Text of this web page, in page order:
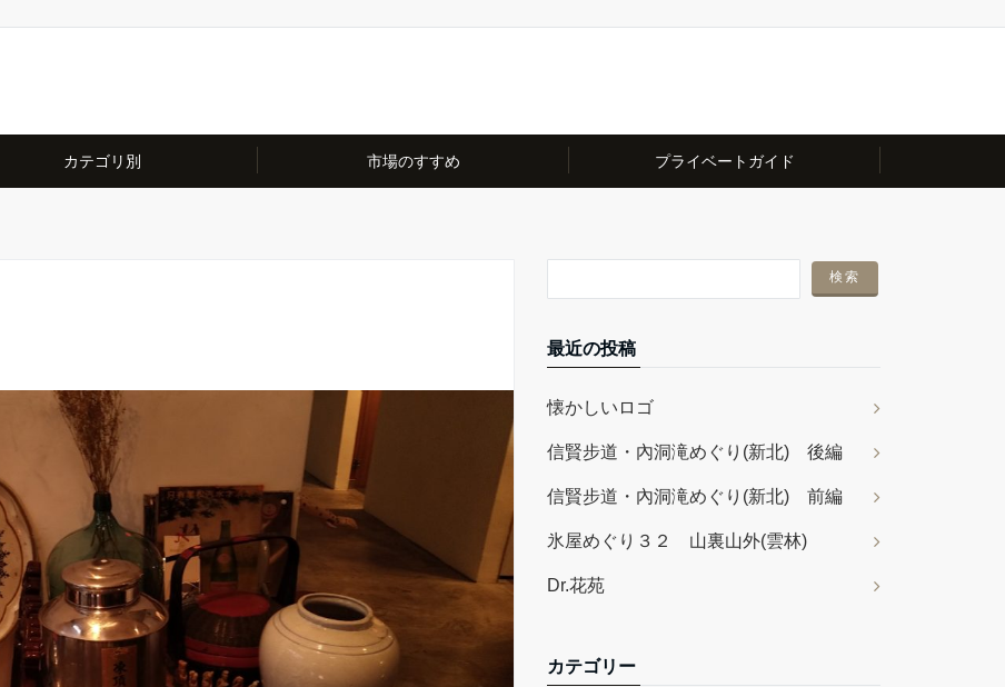
カテゴリ別 市場のすすめ プライベートガイド
最近の投稿
懐かしいロゴ
信賢步道・內洞滝めぐり(新北) 後編
信賢步道・內洞滝めぐり(新北) 前編
氷屋めぐり３２ 山裏山外(雲林)
Dr.花苑
カテゴリー